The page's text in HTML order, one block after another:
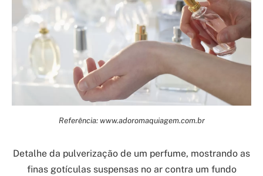
Referência: www.adoromaquiagem.com.br
Detalhe da pulverização de um perfume, mostrando as
finas gotículas suspensas no ar contra um fundo